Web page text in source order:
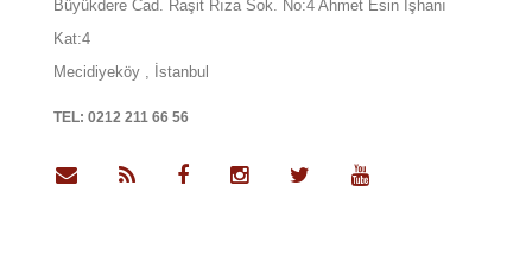
Büyükdere Cad. Raşit Rıza Sok. No:4 Ahmet Esin İşhanı
Kat:4
Mecidiyeköy , İstanbul
TEL: 0212 211 66 56